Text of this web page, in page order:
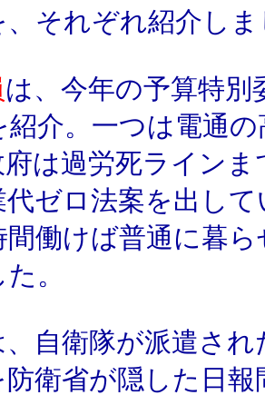
、それぞれ紹介し
は、今年の予算特
紹介。一つは電通
は過労死ライン
代ゼロ法案を出し
間働けば普通に暮
。
自衛隊が派遣され
衛省が隠した日